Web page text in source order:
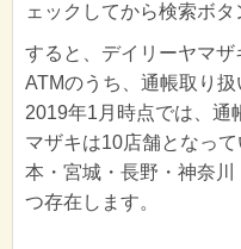
ェックしてから検索ボタ
すると、デイリーヤマ
ATMのうち、通帳取り扱
2019年1月時点では、通
マザキは10店舗となっ
本・宮城・長野・神奈
つ存在します。